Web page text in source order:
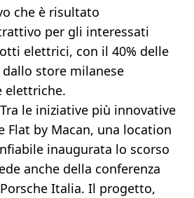
che è risultato
per gli interessati
elettrici, con il 40% delle
store milanese
elettriche.
Tra le iniziative più innovative
Flat by Macan, una location
inaugurata lo scorso
anche della conferenza
Italia. Il progetto,